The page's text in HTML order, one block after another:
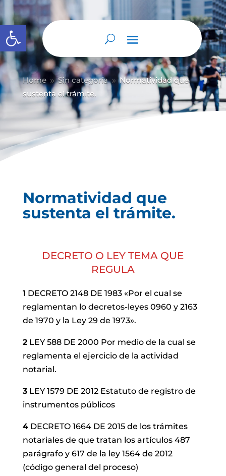
Abrir barra de herramientas
Home 9 Sin categoría 9 Normatividad que
sustenta el trámite.
Normatividad que
sustenta el trámite.
DECRETO O LEY TEMA QUE
REGULA
1 DECRETO 2148 DE 1983 «Por el cual se
reglamentan lo decretos-leyes 0960 y 2163
de 1970 y la Ley 29 de 1973».
2LEY 588 DE 2000 Por medio de la cual se
reglamenta el ejercicio de la actividad
notarial.
3LEY 1579 DE 2012 Estatuto de registro de
instrumentos públicos
4DECRETO 1664 DE 2015 de los trámites
notariales de que tratan los artículos 487
parágrafo y 617 de la ley 1564 de 2012
(código general del proceso)